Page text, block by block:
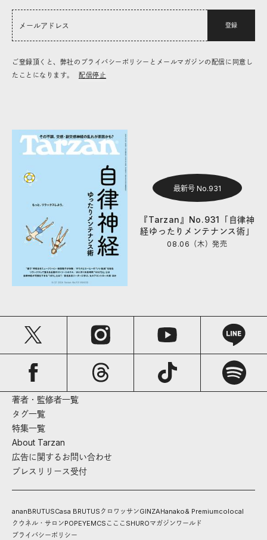
登録
ご登録頂くと、弊社のプライバシーポリシーとメールマガジンの配信に同意し
たことになります。
配信停止
最新号 No.931
『Tarzan』No.931「自律神
経ゆったりメンテナンス術」
08.06（木）発売
著者・監修者一覧
タグ一覧
特集一覧
About Tarzan
広告に関するお問い合わせ
プレスリリース受付
ananBRUTUSCasa BRUTUS クロワッサンGINZAHanako& Premiumcolocal
クウネル・サロンPOPEYEMCS こここ SHUROマガジンワールド
プライバシーポリシー